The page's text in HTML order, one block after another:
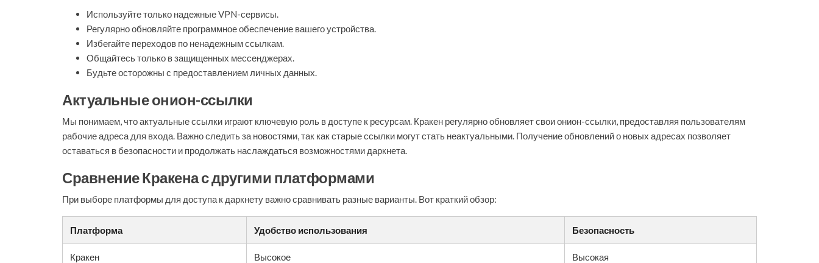
Используйте только надежные VPN-сервисы.
Регулярно обновляйте программное обеспечение вашего устройства.
Избегайте переходов по ненадежным ссылкам.
Общайтесь только в защищенных мессенджерах.
Будьте осторожны с предоставлением личных данных.
Актуальные онион-ссылки
Мы понимаем, что актуальные ссылки играют ключевую роль в доступе к ресурсам. Кракен регулярно обновляет свои онион-ссылки, предоставляя пользователям
рабочие адреса для входа. Важно следить за новостями, так как старые ссылки могут стать неактуальными. Получение обновлений о новых адресах позволяет
оставаться в безопасности и продолжать наслаждаться возможностями даркнета.
Сравнение Кракена с другими платформами
При выборе платформы для доступа к даркнету важно сравнивать разные варианты. Вот краткий обзор:
Платформа Удобство использования Безопасность
Кракен Высокое Высокая